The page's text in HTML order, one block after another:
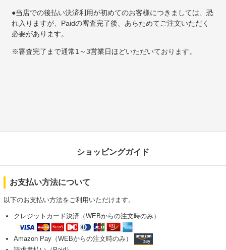
●当店での後払い決済利用が初めてのお客様につきましては、恐
れ入りますが、Paidの審査完了後、あらためてご注文いただく
必要があります。
※審査完了まで通常1～3営業日ほどいただいております。
ショッピングガイド
お支払い方法について
以下のお支払い方法をご利用いただけます。
クレジットカード決済（WEBからの注文時のみ）
Amazon Pay（WEBからの注文時のみ）